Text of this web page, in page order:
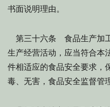
书面说明理由。
第三十六条 食品生产加
生产经营活动，应当符合本
件相适应的食品安全要求，
毒、无害，食品安全监督管